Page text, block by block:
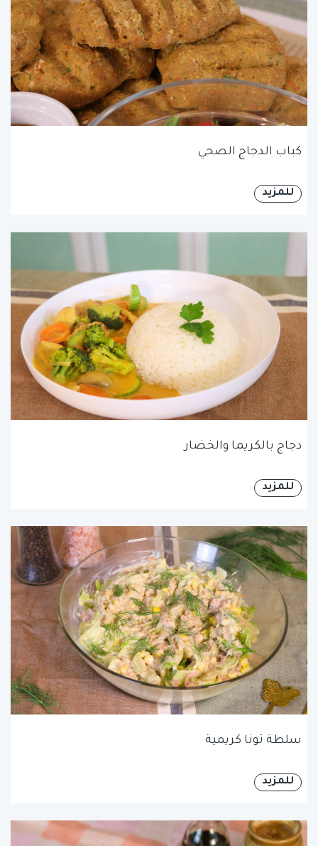
كباب الدجاج الصحي
للمزيد
دجاج بالكريما والخضار
للمزيد
سلطة تونا كريمية
للمزيد